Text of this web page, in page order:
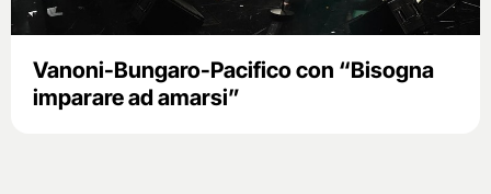
Vanoni-Bungaro-Pacifico con “Bisogna
imparare ad amarsi”